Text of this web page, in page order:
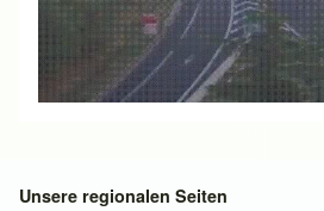
Unsere regionalen Seiten